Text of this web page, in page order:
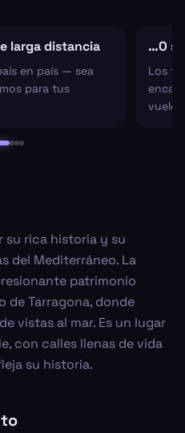
larga distancia
en país — sea
para tus
…O
Los
vuelo
su rica historia y su
del Mediterráneo. La
patrimonio
de Tarragona, donde
vistas al mar. Es un lugar
con calles llenas de vida
su historia.